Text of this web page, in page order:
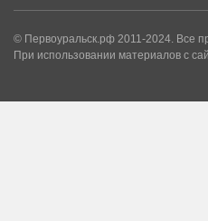
© Первоуральск.рф 2011-2024. Все
При использовании материалов с